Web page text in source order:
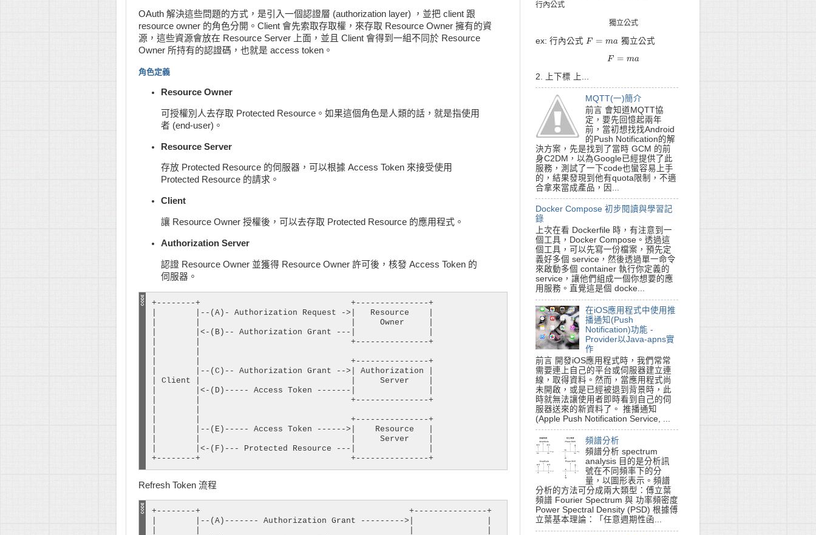
OAuth 解決這些問題的方式，是引入一個認證層 (authorization layer) ，並把 client 跟
resource owner 的角色分開。Client 會先索取存取權，來存取 Resource Owner 擁有的資
源，這些資源會放在 Resource Server 上面，並且 Client 會得到一組不同於 Resource
Owner 所持有的認證碼，也就是 access token。
角色定義
Resource Owner
可授權別人去存取 Protected Resource。如果這個角色是人類的話，就是指使用
者 (end-user)。
Resource Server
存放 Protected Resource 的伺服器，可以根據 Access Token 來接受使用
Protected Resource 的請求。
Client
讓 Resource Owner 授權後，可以去存取 Protected Resource 的應用程式。
Authorization Server
認證 Resource Owner 並獲得 Resource Owner 許可後，核發 Access Token 的
伺服器。
+--------+                               +---------------+
|        |--(A)- Authorization Request ->|   Resource    |
|        |                               |     Owner     |
|        |<-(B)-- Authorization Grant ---|               |
|        |                               +---------------+
|        |                               +---------------+
|        |--(C)-- Authorization Grant -->| Authorization |
| Client |                               |     Server    |
|        |<-(D)----- Access Token -------|               |
|        |                               +---------------+
|        |                               +---------------+
|        |--(E)----- Access Token ------>|    Resource   |
|        |                               |     Server    |
|        |<-(F)--- Protected Resource ---|               |
+--------+                               +---------------+
Refresh Token 流程
+--------+                                           +---------------+
|        |--(A)------- Authorization Grant --------->|               |
行內公式
行內公式
獨立公式
立公式
ex: 行內公式 F = ma
F= m a 獨立公式
F = ma
ma
2. 上下標 上...
MQTT(一)簡介
前言 會知道MQTT協
定，要先回憶起兩年
前，當初想找找Android
的Push Notification的解
決方案，先是找到了當時 GCM 的前
身C2DM，以為Google已經提供了此
服務，測試了一下code也蠻容易上手
的，結果發現到他有quota限制，不適
合拿來當成產品，因...
Docker Compose 初步閱讀與學習記
錄
上次在看 Dockerfile 時，有注意到一
個工具，Docker Compose。透過這
個工具，可以先寫一份檔案，預先定
義好多個 service，然後透過單一命令
來啟動多個 container 執行你定義的
service，讓他們組成一個你想要的應
用服務。直覺這是個 docke...
在iOS應用程式中使用推
播通知(Push
Notification)功能 -
Provider以Java-apns實
作
前言 開發iOS應用程式時，我們常常
需要連上自己的平台或伺服器建立連
線，取得資料。然而，當應用程式尚
未開啟，或是已經被退到背景時，此
時就無法讓使用者即時看到自己的伺
服器送來的新資料了。 推播通知
(Apple Push Notification Service, ...
頻譜分析
頻譜分析 spectrum
analysis 目的是分析訊
號在不同頻率下的分
量，以圖形表示。頻譜
分析的方法可分成兩大類型：傅立葉
頻譜 Fourier Spectrum 與 功率頻密度
Power Spectral Density (PSD) 根據傅
立葉基本理論：「任意週期性函...